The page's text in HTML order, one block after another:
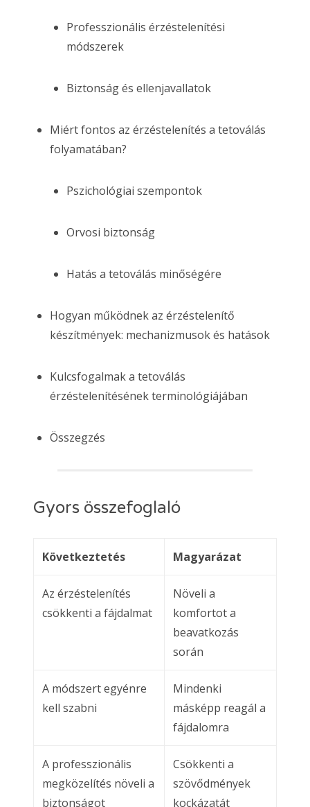
Professzionális érzéstelenítési
módszerek
Biztonság és ellenjavallatok
Miért fontos az érzéstelenítés a tetoválás
folyamatában?
Pszichológiai szempontok
Orvosi biztonság
Hatás a tetoválás minőségére
Hogyan működnek az érzéstelenítő
készítmények: mechanizmusok és hatások
Kulcsfogalmak a tetoválás
érzéstelenítésének terminológiájában
Összegzés
Gyors összefoglaló
Következtetés Magyarázat
Az érzéstelenítés
csökkenti a fájdalmat
Növeli a
komfortot a
beavatkozás
során
A módszert egyénre
kell szabni
Mindenki
másképp reagál a
fájdalomra
A professzionális
megközelítés növeli a
biztonságot
Csökkenti a
szövődmények
kockázatát